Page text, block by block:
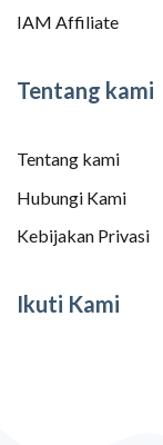
IAM Affiliate
Tentang kami
Tentang kami
Hubungi Kami
Kebijakan Privasi
Ikuti Kami